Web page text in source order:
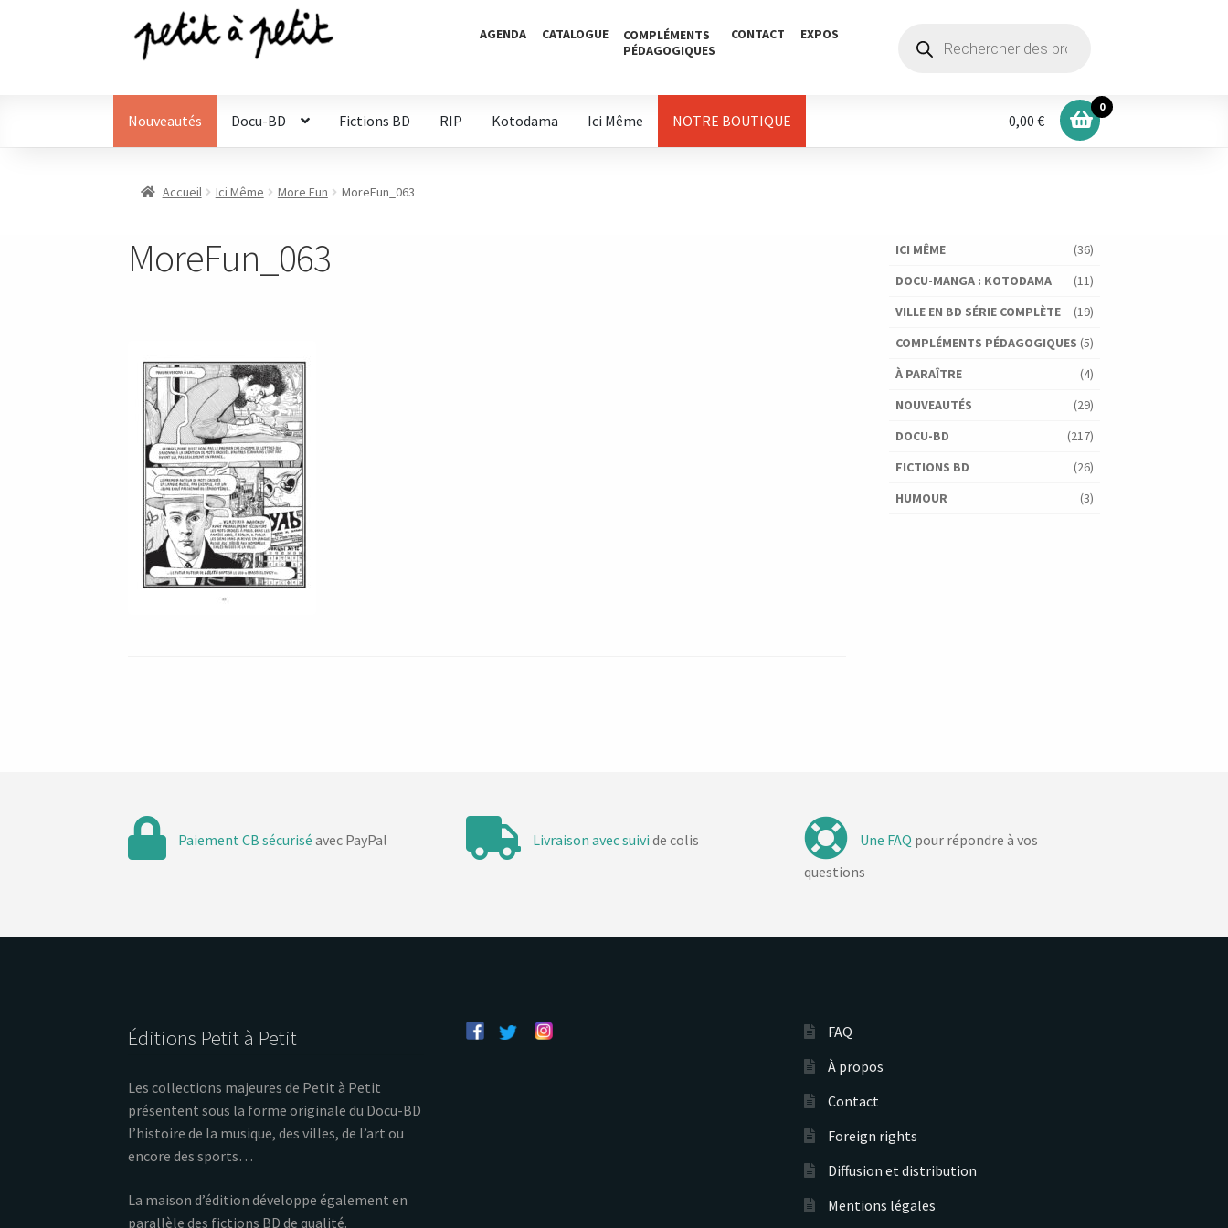
Aller
navigation
Aller
AGENDA CATALOGUE
COMPLÉMENTS
PÉDAGOGIQUES
CONTACT EXPOS
produits
Nouveautés Docu-BD Fictions BD RIP Kotodama Ici Même NOTRE BOUTIQUE 0,00 €
0
Accueil Ici Même More Fun MoreFun_063
MoreFun_063 ICI MÊME
(36)
DOCU-MANGA : KOTODAMA
(11)
VILLE EN BD SÉRIE COMPLÈTE
(19)
COMPLÉMENTS PÉDAGOGIQUES (5)
À PARAÎTRE
(4)
NOUVEAUTÉS
(29)
DOCU-BD
(217)
FICTIONS BD
(26)
HUMOUR
(3)
Paiement CB sécurisé avec PayPal Livraison avec suivi de colis Une FAQ pour répondre à vos
questions
Éditions Petit à Petit
Les collections majeures de Petit à Petit
présentent sous la forme originale du Docu-BD
l’histoire de la musique, des villes, de l’art ou
encore des sports…
La maison d’édition développe également en
parallèle des fictions BD de qualité.
FAQ
À propos
Contact
Foreign rights
Diffusion et distribution
Mentions légales